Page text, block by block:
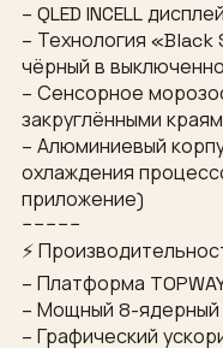
– QLED INCELL
– Технология
чёрный в
– Сенсорное
закруглёнными
– Алюминиевый
охлаждения
приложение)
−−−−−
⚡
– Платформа
– Мощный 8-ядерный
– Графический